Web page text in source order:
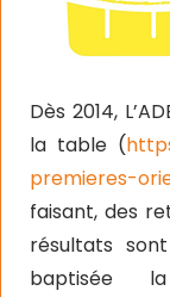
Dès 2014,
la table (
premieres-
faisant, des
résultats
baptisée